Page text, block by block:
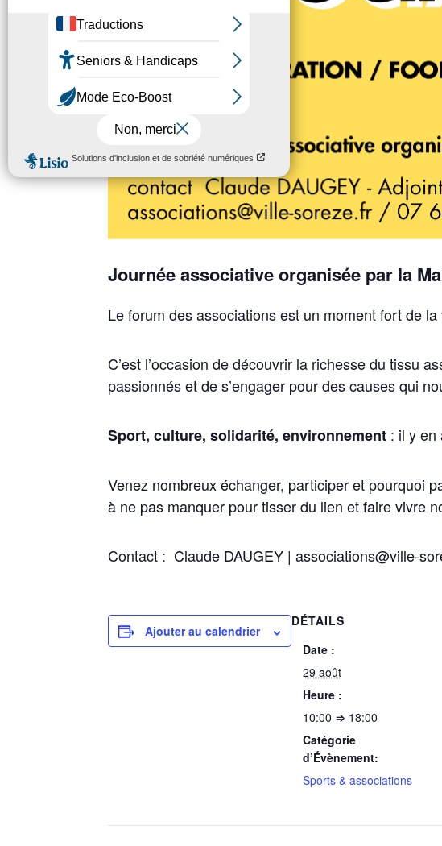
Journée associative organisée par la
Le forum des associations est un moment fort de
C’est l’occasion de découvrir la richesse du tissu
passionnés et de s’engager pour des causes qui
Sport, culture, solidarité, environnement : il y en
Venez nombreux échanger, participer et pourquoi
à ne pas manquer pour tisser du lien et faire vivre
Contact : Claude DAUGEY | associations@ville-
Ajouter au calendrier
DÉTAILS
Date :
29 août
Heure :
10:00 ⇒ 18:00
Catégorie
d’Évènement:
Sports & associations